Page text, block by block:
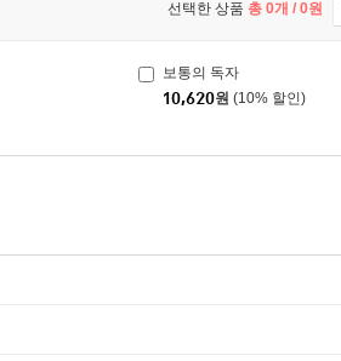
선택한 상품 총 0개 / 0원
보통의 독자
10,620원 (10% 할인)